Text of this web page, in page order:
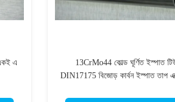
এ
13CrMo44 কোল্ড ঘূর্ণিত ইস্পাত
DIN17175 বিজোড় কার্বন ইস্পাত তাপ